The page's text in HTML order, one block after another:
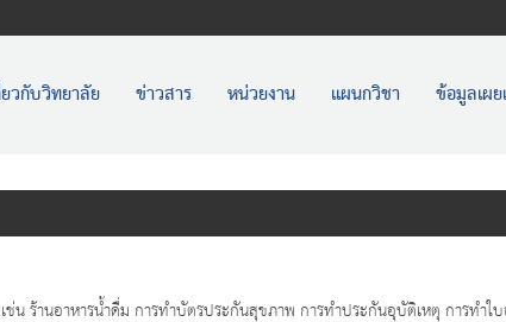
ยวกับวิทยาลัย ข่าวสาร หน่วยงาน แผนกวิชา ข้อมูลเผ
น ร้านอาหารน้ำดื่ม การทำบัตรประกันสุขภาพ การทำประกันอุบัติเหตุ การทำ